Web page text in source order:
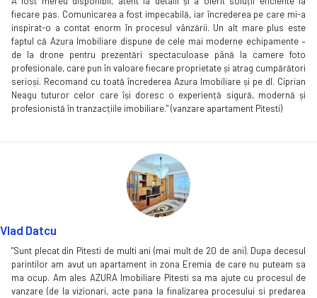
fiecare pas. Comunicarea a fost impecabilă, iar încrederea pe care mi-a
inspirat-o a contat enorm în procesul vânzării. Un alt mare plus este
faptul că Azura Imobiliare dispune de cele mai moderne echipamente –
de la drone pentru prezentări spectaculoase până la camere foto
profesionale, care pun în valoare fiecare proprietate și atrag cumpărători
serioși. Recomand cu toată încrederea Azura Imobiliare și pe dl. Ciprian
Neagu tuturor celor care își doresc o experiență sigură, modernă și
profesionistă în tranzacțiile imobiliare." (vanzare apartament Pitesti)
Vlad Datcu
"Sunt plecat din Pitesti de multi ani (mai mult de 20 de ani). Dupa decesul
parintilor am avut un apartament in zona Eremia de care nu puteam sa
ma ocup. Am ales AZURA Imobiliare Pitesti sa ma ajute cu procesul de
vanzare (de la vizionari, acte pana la finalizarea procesului si predarea